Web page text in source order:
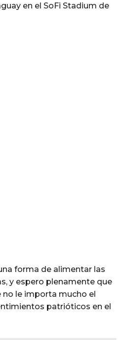
en el SoFi Stadium de
forma de alimentar las
y espero plenamente que
no le importa mucho el
patrióticos en el